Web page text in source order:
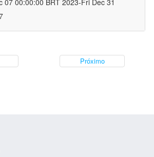
07 00:00:00 BRT 2023-Fri Dec 31
Próximo